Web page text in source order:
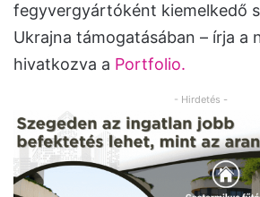
fegyvergyártóként kiemelkedő
Ukrajna támogatásában – írja a
hivatkozva a Portfolio.
- Hirdetés -